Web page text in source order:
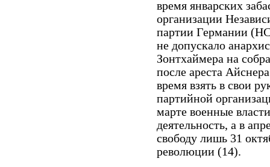
время январских
организации
партии Германии
не допускало
Зонтхаймера на
после ареста
время взять в свои
партийной
марте военные
деятельность, а в
свободу лишь 31
революции (14).